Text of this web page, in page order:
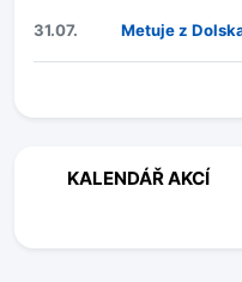
31.07. Metuje z
KALENDÁŘ AKCÍ